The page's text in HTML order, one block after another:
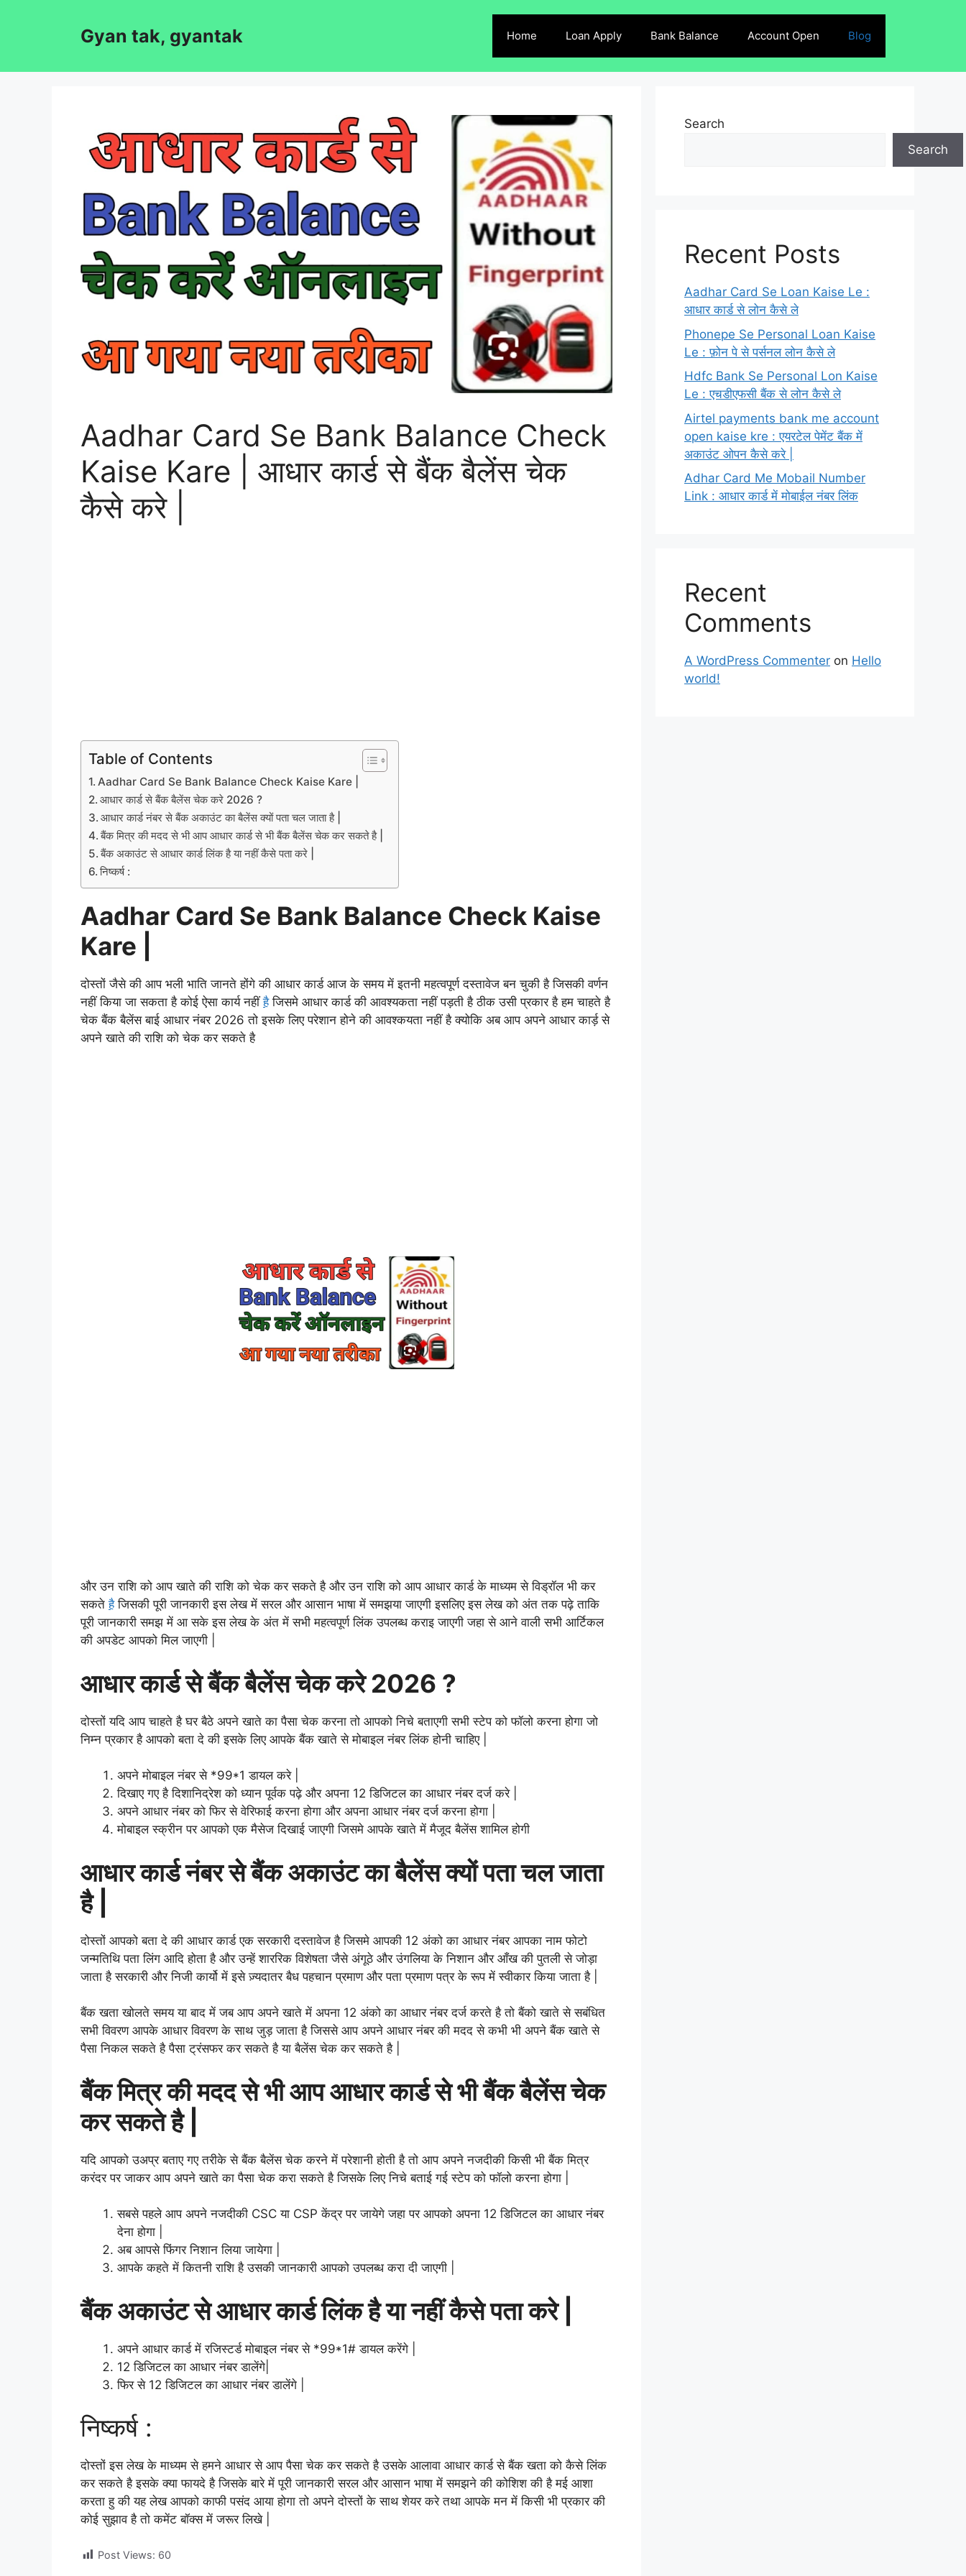
Gyan tak, gyantak Home Loan Apply Bank Balance Account Open Blog
Aadhar Card Se Bank Balance Check
Kaise Kare | आधार कार्ड से बैंक बैलेंस चेक
कैसे करे |
Table of Contents
Aadhar Card Se Bank Balance Check Kaise Kare |
आधार कार्ड से बैंक बैलेंस चेक करे 2026 ?
आधार कार्ड नंबर से बैंक अकाउंट का बैलेंस क्यों पता चल जाता है |
बैंक मित्र की मदद से भी आप आधार कार्ड से भी बैंक बैलेंस चेक कर सकते है |
बैंक अकाउंट से आधार कार्ड लिंक है या नहीं कैसे पता करे |
निष्कर्ष :
Aadhar Card Se Bank Balance Check Kaise
Kare |
दोस्तों जैसे की आप भली भाति जानते होंगे की आधार कार्ड आज के समय में इतनी महत्वपूर्ण दस्तावेज बन चुकी है जिसकी वर्णन
नहीं किया जा सकता है कोई ऐसा कार्य नहींहैजिसमे आधार कार्ड की आवश्यकता नहीं पड़ती है ठीक उसी प्रकार है हम चाहते है
चेक बैंक बैलेंस बाई आधार नंबर 2026 तो इसके लिए परेशान होने की आवश्कयता नहीं है क्योकि अब आप अपने आधार कार्ड़ से
अपने खाते की राशि को चेक कर सकते है
और उन राशि को आप खाते की राशि को चेक कर सकते है और उन राशि को आप आधार कार्ड के माध्यम से विड्रॉल भी कर
सकतेहैजिसकी पूरी जानकारी इस लेख में सरल और आसान भाषा में समझया जाएगी इसलिए इस लेख को अंत तक पढ़े ताकि
पूरी जानकारी समझ में आ सके इस लेख के अंत में सभी महत्वपूर्ण लिंक उपलब्ध कराइ जाएगी जहा से आने वाली सभी आर्टिकल
की अपडेट आपको मिल जाएगी |
आधार कार्ड से बैंक बैलेंस चेक करे 2026 ?
दोस्तों यदि आप चाहते है घर बैठे अपने खाते का पैसा चेक करना तो आपको निचे बताएगी सभी स्टेप को फॉलो करना होगा जो
निम्न प्रकार है आपको बता दे की इसके लिए आपके बैंक खाते से मोबाइल नंबर लिंक होनी चाहिए |
अपने मोबाइल नंबर से *99*1 डायल करे |
दिखाए गए हैदिशानिद्रेश को ध्यान पूर्वक पढ़े और अपना 12 डिजिटल का आधार नंबर दर्ज करे |
अपने आधार नंबर को फिर से वेरिफाई करना होगा और अपना आधार नंबर दर्ज करना होगा |
मोबाइल स्क्रीन पर आपको एक मैसेज दिखाई जाएगी जिसमे आपके खाते में मैजूद बैलेंस शामिल होगी
आधार कार्ड नंबर से बैंक अकाउंट का बैलेंस क्यों पता चल जाता
है |
दोस्तों आपको बता दे की आधार कार्ड एक सरकारी दस्तावेज है जिसमे आपकी 12 अंको का आधार नंबर आपका नाम फोटो
जन्मतिथि पता लिंग आदि होता है और उन्हें शाररिक विशेषता जैसे अंगूठे और उंगलिया के निशान और आँख की पुतली से जोड़ा
जाता है सरकारी और निजी कार्यो में इसे ज़्यदातर बैध पहचान प्रमाण और पता प्रमाण पत्र के रूप में स्वीकार किया जाता है |
बैंक खता खोलते समय या बाद में जब आप अपने खाते में अपना 12 अंको का आधार नंबर दर्ज करते है तो बैंको खाते से सबंधित
सभी विवरण आपके आधार विवरण के साथ जुड़ जाता है जिससे आप अपने आधार नंबर की मदद से कभी भी अपने बैंक खाते से
पैसा निकल सकते है पैसा ट्रंसफर कर सकते है या बैलेंस चेक कर सकते है |
बैंक मित्र की मदद से भी आप आधार कार्ड से भी बैंक बैलेंस चेक
कर सकते है |
यदि आपको उअप्र बताए गए तरीके से बैंक बैलेंस चेक करने में परेशानी होती है तो आप अपने नजदीकी किसी भी बैंक मित्र
करंदर पर जाकर आप अपने खाते का पैसा चेक करा सकते है जिसके लिए निचे बताई गई स्टेप को फॉलो करना होगा |
सबसे पहले आप अपने नजदीकी CSC या CSP केंद्र पर जायेगे जहा पर आपको अपना 12 डिजिटल का आधार नंबर
देना होगा |
अब आपसे फिंगर निशान लिया जायेगा |
आपके कहते में कितनी राशि है उसकी जानकारी आपको उपलब्ध करा दी जाएगी |
बैंक अकाउंट से आधार कार्ड लिंक है या नहीं कैसे पता करे |
अपने आधार कार्ड मेंरजिस्टर्ड मोबाइल नंबर से *99*1# डायल करेंगे |
12 डिजिटल का आधार नंबर डालेंगे|
फिर से 12 डिजिटल का आधार नंबर डालेंगे |
निष्कर्ष :
दोस्तों इस लेख के माध्यम से हमने आधार से आप पैसा चेक कर सकते है उसके आलावा आधार कार्ड से बैंक खता को कैसे लिंक
कर सकते है इसके क्या फायदे है जिसके बारे में पूरी जानकारी सरल और आसान भाषा में समझने की कोशिश की है मई आशा
करता हु की यह लेख आपको काफी पसंद आया होगा तो अपने दोस्तों के साथ शेयर करे तथा आपके मन में किसी भी प्रकार की
कोई सुझाव है तो कमेंट बॉक्स में जरूर लिखे |
Post Views: 60
Search
Search
Recent Posts
Aadhar Card Se Loan Kaise Le :
आधार कार्ड से लोन कैसे ले
Phonepe Se Personal Loan Kaise
Le : फ़ोन पे से पर्सनल लोन कैसे ले
Hdfc Bank Se Personal Lon Kaise
Le : एचडीएफसी बैंक से लोन कैसे ले
Airtel payments bank me account
open kaise kre : एयरटेल पेमेंट बैंक में
अकाउंट ओपन कैसे करे |
Adhar Card Me Mobail Number
Link : आधार कार्ड में मोबाईल नंबर लिंक
Recent
Comments
A WordPress Commenter on Hello
world!